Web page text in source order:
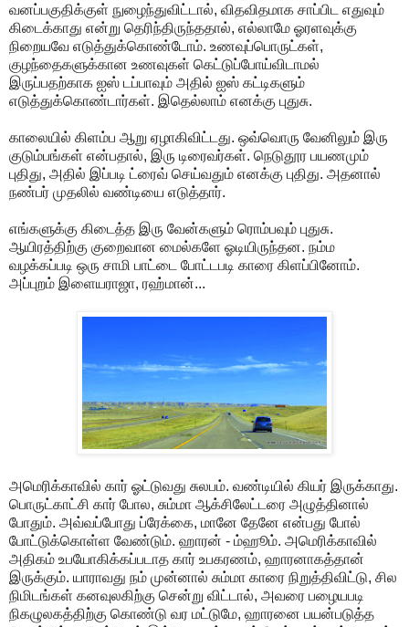
வனப்பகுதிக்குள் நுழைந்துவிட்டால், விதவிதமாக சாப்பிட எதுவும்
கிடைக்காது என்று தெரிந்திருந்ததால், எல்லாமே ஓரளவுக்கு
நிறையவே எடுத்துக்கொண்டோம். உணவுப்பொருட்கள்,
குழந்தைகளுக்கான உணவுகள் கெட்டுப்போய்விடாமல்
இருப்பதற்காக ஐஸ் டப்பாவும் அதில் ஐஸ் கட்டிகளும்
எடுத்துக்கொண்டார்கள். இதெல்லாம் எனக்கு புதுசு.
காலையில் கிளம்ப ஆறு ஏழாகிவிட்டது. ஒவ்வொரு வேனிலும் இரு
குடும்பங்கள் என்பதால், இரு டிரைவர்கள். நெடுதூர பயணமும்
புதிது, அதில் இப்படி ட்ரைவ் செய்வதும் எனக்கு புதிது. அதனால்
நண்பர் முதலில் வண்டியை எடுத்தார்.
எங்களுக்கு கிடைத்த இரு வேன்களும் ரொம்பவும் புதுசு.
ஆயிரத்திற்கு குறைவான மைல்களே ஓடியிருந்தன. நம்ம
வழக்கப்படி ஒரு சாமி பாட்டை போட்டபடி காரை கிளப்பினோம்.
அப்புறம் இளையராஜா, ரஹ்மான்...
அமெரிக்காவில் கார் ஓட்டுவது சுலபம். வண்டியில் கியர் இருக்காது.
பொருட்காட்சி கார் போல, சும்மா ஆக்சிலேட்டரை அழுத்தினால்
போதும். அவ்வப்போது ப்ரேக்கை, மானே தேனே என்பது போல்
போட்டுக்கொள்ள வேண்டும். ஹாரன் - ம்ஹூம். அமெரிக்காவில்
அதிகம் உபயோகிக்கப்படாத கார் உபகரணம், ஹாரனாகத்தான்
இருக்கும். யாராவது நம் முன்னால் சும்மா காரை நிறுத்திவிட்டு, சில
நிமிடங்கள் கனவுலகிற்கு சென்று விட்டால், அவரை பழையபடி
நிகழுலகத்திற்கு கொண்டு வர மட்டுமே, ஹாரனை பயன்படுத்த